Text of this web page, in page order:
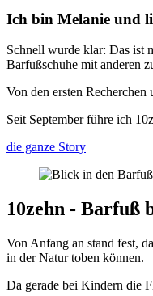
Ich bin Melanie und
Schnell wurde klar: Das ist
Barfußschuhe mit anderen
Von den ersten
Seit September führe ich
die ganze Story
10zehn - Barfuß
Von Anfang an stand fest,
in der Natur toben können.
Da gerade bei Kindern die